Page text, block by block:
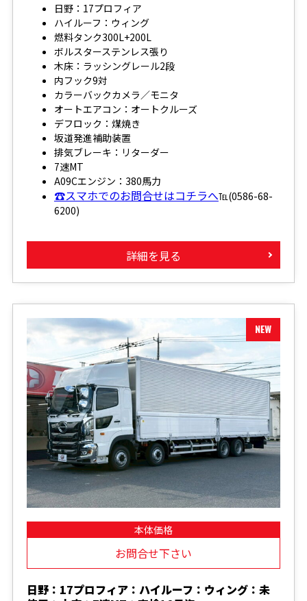
日野：17プロフィア
ハイルーフ：ウィング
燃料タンク300L+200L
ボルスターステンレス張り
木床：ラッシングレール2段
内フック9対
カラーバックカメラ／モニタ
オートエアコン：オートクルーズ
デフロック：煤焼き
坂道発進補助装置
排気ブレーキ：リターダー
7速MT
A09Cエンジン：380馬力
☎スマホでのお問合せはコチラへ℡(0586-68-
6200)
詳細を見る
本体価格
お問合せ下さい
日野：17プロフィア：ハイルーフ：ウィング：未